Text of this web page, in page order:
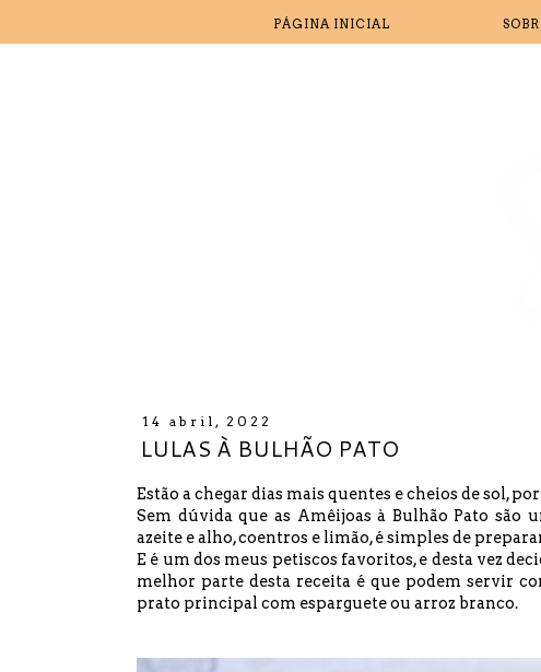
PÁGINA INICIAL
14 abril, 2022
LULAS À BULHÃO PATO
Estão a chegar dias mais quentes e cheios de sol,
Sem dúvida que as Amêijoas à Bulhão Pato são
azeite e alho, coentros e limão, é simples de
E é um dos meus petiscos favoritos, e desta vez
melhor parte desta receita é que podem servir
prato principal com esparguete ou arroz branco.